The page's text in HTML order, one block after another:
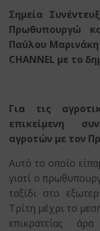
Σημεία
Πρωθυπουργώ
Παύλου
CHANNEL με το
Για τις
επικείμενη
αγροτών με τον
Αυτό το οποίο
γιατί ο
ταξίδι στο
Τρίτη μέχρι το
επικρατείας